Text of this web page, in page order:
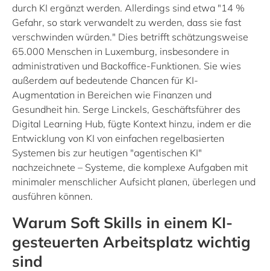
durch KI ergänzt werden. Allerdings sind etwa "14 %
Gefahr, so stark verwandelt zu werden, dass sie fast
verschwinden würden." Dies betrifft schätzungsweise
65.000 Menschen in Luxemburg, insbesondere in
administrativen und Backoffice-Funktionen. Sie wies
außerdem auf bedeutende Chancen für KI-
Augmentation in Bereichen wie Finanzen und
Gesundheit hin. Serge Linckels, Geschäftsführer des
Digital Learning Hub, fügte Kontext hinzu, indem er die
Entwicklung von KI von einfachen regelbasierten
Systemen bis zur heutigen "agentischen KI"
nachzeichnete – Systeme, die komplexe Aufgaben mit
minimaler menschlicher Aufsicht planen, überlegen und
ausführen können.
Warum Soft Skills in einem KI-
gesteuerten Arbeitsplatz wichtig
sind